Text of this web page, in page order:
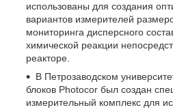
использованы для создания
вариантов измерителей
мониторинга дисперсного
химической реакции
реакторе.
В Петрозаводском
блоков Photocor был создан
измерительный комплекс для